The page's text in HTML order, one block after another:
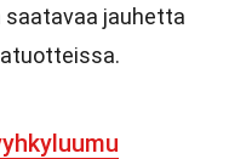
saatavaa jauhetta